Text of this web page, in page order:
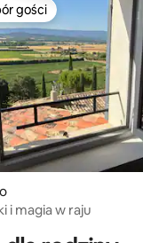
5, liczba recenzji: 849
gości
gości
i magia w raju